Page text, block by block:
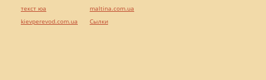
текст юа
kievperevod.com.ua
maltina.com.ua
Cылки